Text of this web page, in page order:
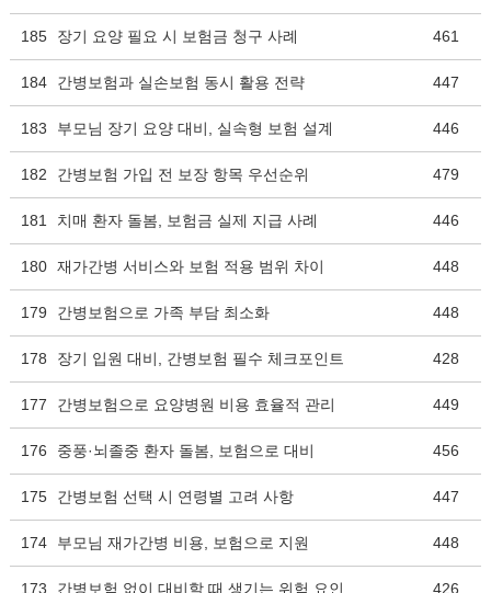
185 장기 요양 필요 시 보험금 청구 사례 461
184 간병보험과 실손보험 동시 활용 전략 447
183 부모님 장기 요양 대비, 실속형 보험 설계 446
182 간병보험 가입 전 보장 항목 우선순위 479
181 치매 환자 돌봄, 보험금 실제 지급 사례 446
180 재가간병 서비스와 보험 적용 범위 차이 448
179 간병보험으로 가족 부담 최소화 448
178 장기 입원 대비, 간병보험 필수 체크포인트 428
177 간병보험으로 요양병원 비용 효율적 관리 449
176 중풍·뇌졸중 환자 돌봄, 보험으로 대비 456
175 간병보험 선택 시 연령별 고려 사항 447
174 부모님 재가간병 비용, 보험으로 지원 448
173 간병보험 없이 대비할 때 생기는 위험 요인 426